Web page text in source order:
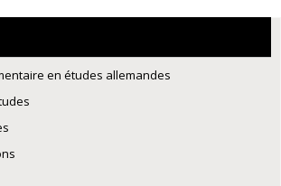
en études allemandes